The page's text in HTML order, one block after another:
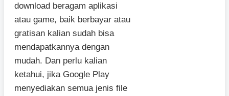
download beragam aplikasi
atau game, baik berbayar atau
gratisan kalian sudah bisa
mendapatkannya dengan
mudah. Dan perlu kalian
ketahui, jika Google Play
menyediakan semua jenis file